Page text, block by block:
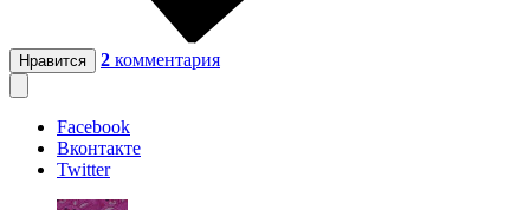
Нравится 2 комментария
Facebook
Вконтакте
Twitter